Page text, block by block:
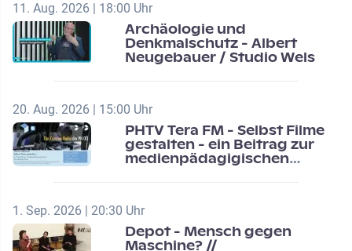
11. Aug. 2026 | 18:00 Uhr
Archäologie und
Denkmalschutz - Albert
Neugebauer / Studio Wels
20. Aug. 2026 | 15:00 Uhr
PHTV Tera FM - Selbst Filme
gestalten - ein Beitrag zur
medienpädagigischen
1. Sep. 2026 | 20:30 Uhr
Depot - Mensch gegen
Maschine? //